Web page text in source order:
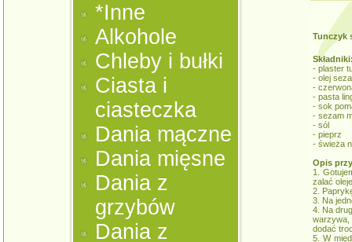
*Inne
Alkohole
Chleby i bułki
Ciasta i
ciasteczka
Dania mączne
Dania mięsne
Dania z
grzybów
Dania z
Tunczyk
- plaster
- olej
-
- pasta
- sok
- sezam
- sól
- pieprz
- świeża
Opis
1.
zalać
2.
3. Na
4. Na
warzywa,
dodać
5. W